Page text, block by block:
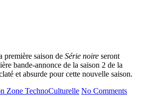
première saison de Série noire seront
bande-annonce de la saison 2 de la
et absurde pour cette nouvelle saison.
Zone TechnoCulturelle No Comments